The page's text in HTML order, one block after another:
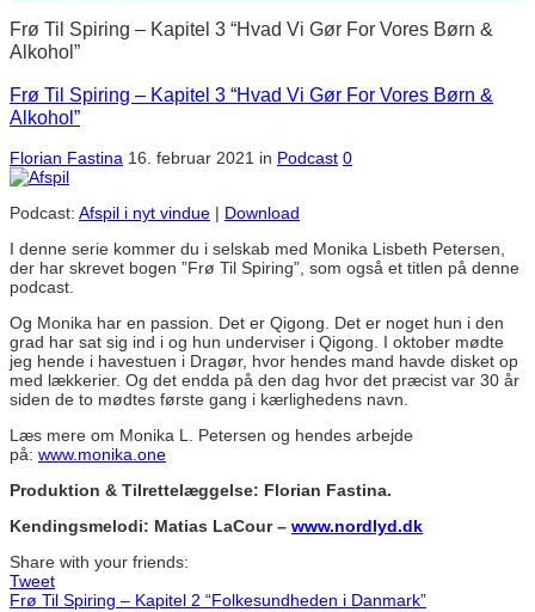
Frø Til Spiring – Kapitel 3 “Hvad Vi Gør For Vores Børn &
Alkohol”
Frø Til Spiring – Kapitel 3 “Hvad Vi Gør For Vores Børn &
Alkohol”
Florian Fastina 16. februar 2021 in Podcast 0
Podcast: Afspil i nyt vindue | Download
I denne serie kommer du i selskab med Monika Lisbeth Petersen,
der har skrevet bogen ”Frø Til Spiring”, som også et titlen på denne
podcast.
Og Monika har en passion. Det er Qigong. Det er noget hun i den
grad har sat sig ind i og hun underviser i Qigong. I oktober mødte
jeg hende i havestuen i Dragør, hvor hendes mand havde disket op
med lækkerier. Og det endda på den dag hvor det præcist var 30 år
siden de to mødtes første gang i kærlighedens navn.
Læs mere om Monika L. Petersen og hendes arbejde
på: www.monika.one
Produktion & Tilrettelæggelse: Florian Fastina.
Kendingsmelodi: Matias LaCour – www.nordlyd.dk
Share with your friends:
Tweet
Frø Til Spiring – Kapitel 2 “Folkesundheden i Danmark”